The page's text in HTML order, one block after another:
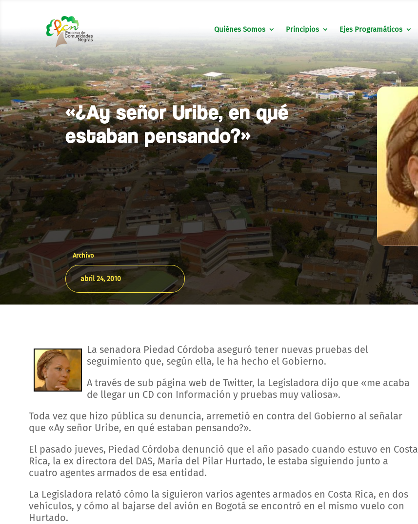
Quiénes Somos Principios Ejes Programáticos
«¿Ay señor Uribe, en qué
estaban pensando?»
Archivo
abril 24, 2010
La senadora Piedad Córdoba aseguró tener nuevas pruebas del
seguimiento que, según ella, le ha hecho el Gobierno.
A través de sub página web de Twitter, la Legisladora dijo que «me acaba
de llegar un CD con Información y pruebas muy valiosa».
Toda vez que hizo pública su denuncia, arremetió en contra del Gobierno al señalar
que «Ay señor Uribe, en qué estaban pensando?».
El pasado jueves, Piedad Córdoba denunció que el año pasado cuando estuvo en Costa
Rica, la ex directora del DAS, María del Pilar Hurtado, le estaba siguiendo junto a
cuatro agentes armados de esa entidad.
La Legisladora relató cómo la siguieron varios agentes armados en Costa Rica, en dos
vehículos, y cómo al bajarse del avión en Bogotá se encontró en el mismo vuelo con
Hurtado.